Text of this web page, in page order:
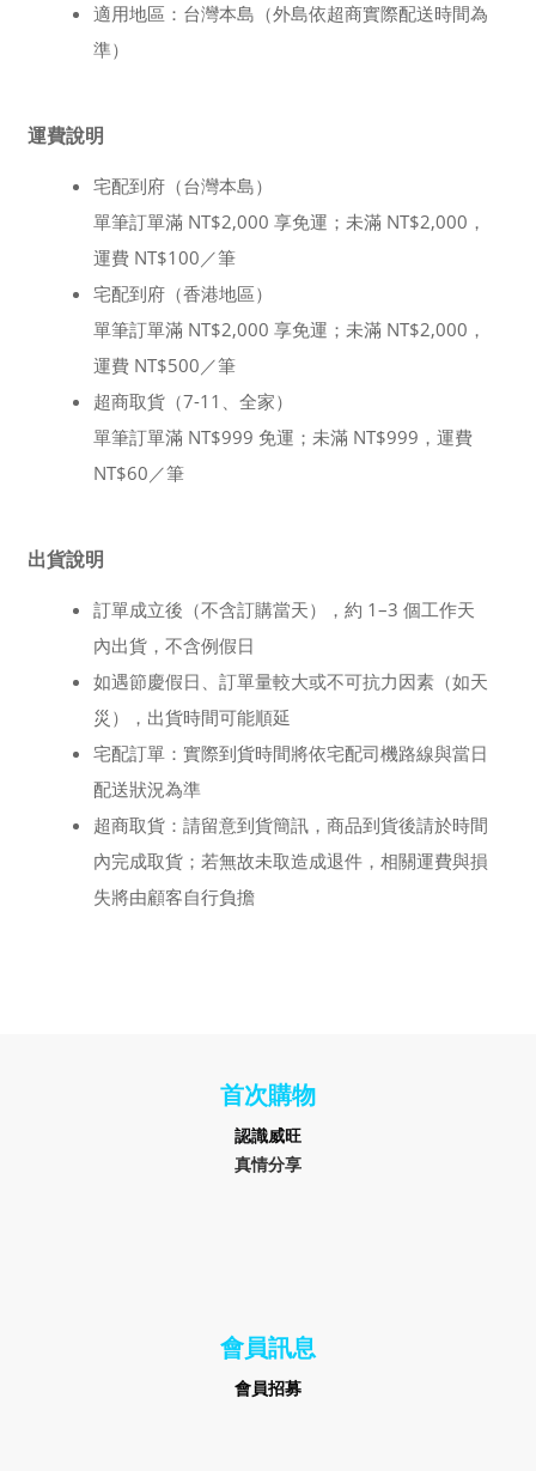
適用地區：台灣本島（外島依超商實際配送時間為
準）
運費說明
宅配到府（台灣本島）
單筆訂單滿 NT$2,000 享免運；未滿 NT$2,000，
運費 NT$100／筆
宅配到府（香港地區）
單筆訂單滿 NT$2,000 享免運；未滿 NT$2,000，
運費 NT$500／筆
超商取貨（7-11、全家）
單筆訂單滿 NT$999 免運；未滿 NT$999，運費
NT$60／筆
出貨說明
訂單成立後（不含訂購當天），約 1–3 個工作天
內出貨，不含例假日
如遇節慶假日、訂單量較大或不可抗力因素（如天
災），出貨時間可能順延
宅配訂單：實際到貨時間將依宅配司機路線與當日
配送狀況為準
超商取貨：請留意到貨簡訊，商品到貨後請於時間
內完成取貨；若無故未取造成退件，相關運費與損
失將由顧客自行負擔
首次購物
認識威旺
真情分享
會員訊息
會員招募